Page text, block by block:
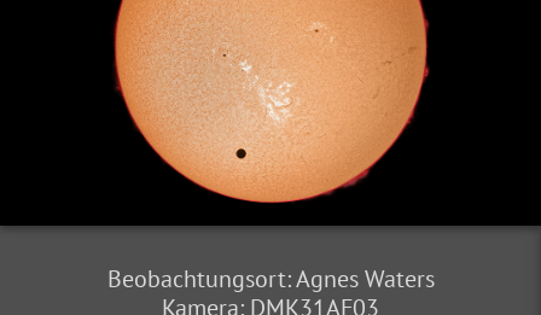
Beobachtungsort: Agnes Waters
Kamera: DMK31AF03